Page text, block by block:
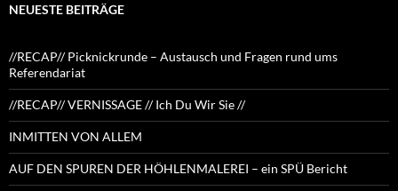
NEUESTE BEITRÄGE
//RECAP// Picknickrunde – Austausch und Fragen rund ums
Referendariat
//RECAP// VERNISSAGE // Ich Du Wir Sie //
INMITTEN VON ALLEM
AUF DEN SPUREN DER HÖHLENMALEREI – ein SPÜ Bericht